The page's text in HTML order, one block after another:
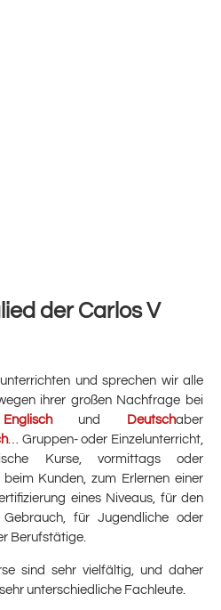
der Carlos V
und sprechen wir alle
ihrer großen Nachfrage bei
Englischund Deutschaber
… Gruppen- oder Einzelunterricht,
Kurse, vormittags oder
Kunden, zum Erlernen einer
eines Niveaus, für den
für Jugendliche oder
Berufstätige.
sind sehr vielfältig, und daher
unterschiedliche Fachleute.